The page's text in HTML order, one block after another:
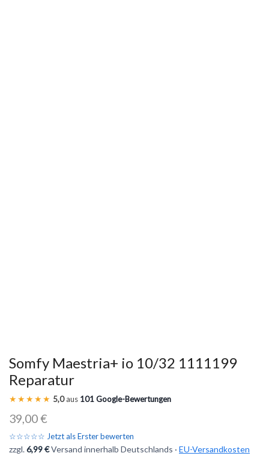
Somfy Maestria+ io 10/32 1111199
Reparatur
★★★★★ 5,0aus 101 Google-Bewertungen
39,00€
☆☆☆☆☆ Jetzt als Erster bewerten
zzgl.6,99 €Versand innerhalb Deutschlands · EU-Versandkosten